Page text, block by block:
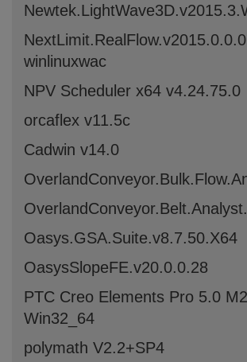
winlinuxwac
NPV Scheduler x64 v4.24.75.0
orcaflex v11.5c
Cadwin v14.0
Oasys.GSA.Suite.v8.7.50.X64
OasysSlopeFE.v20.0.0.28
PTC Creo Elements Pro 5.0
Win32_64
polymath V2.2+SP4